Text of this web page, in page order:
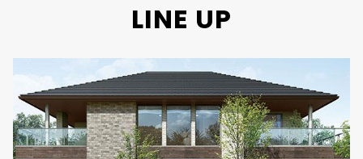
LINE UP